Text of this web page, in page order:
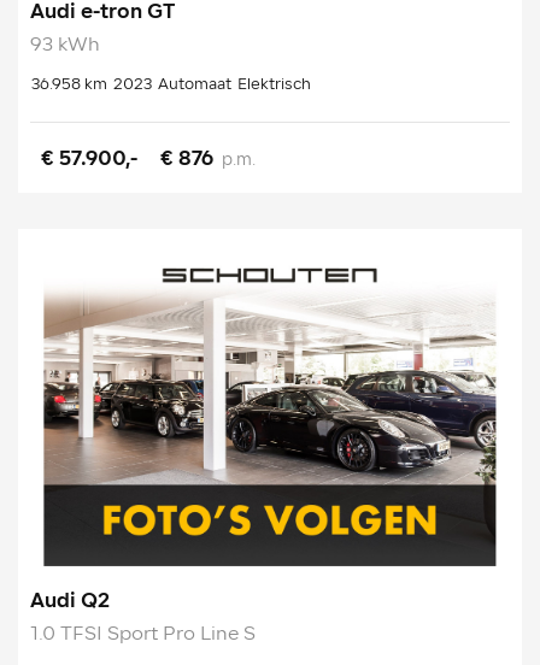
Audi e-tron GT
93 kWh
36.958 km 2023 Automaat Elektrisch
€ 57.900,- € 876 p.m.
Audi Q2
1.0 TFSI Sport Pro Line S